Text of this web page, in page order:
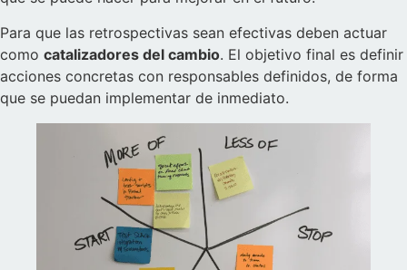
Para que las retrospectivas sean efectivas deben actuar
como catalizadores del cambio. El objetivo final es definir
acciones concretas con responsables definidos, de forma
que se puedan implementar de inmediato.